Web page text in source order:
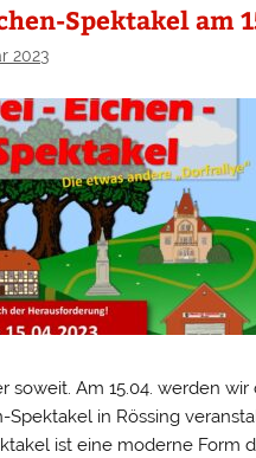
Spektakel am
2023
soweit. Am 15.04. werden
Spektakel in Rössing
ist eine moderne Form